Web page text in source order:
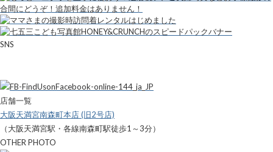
SNS
店舗一覧
大阪天満宮南森町本店 (旧2号店)
（大阪天満宮駅・各線南森町駅徒歩1～3分）
OTHER PHOTO